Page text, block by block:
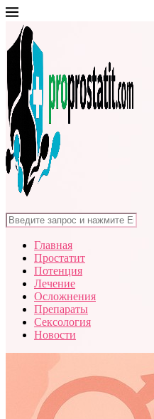
Главная
Простатит
Потенция
Лечение
Осложнения
Препараты
Сексология
Новости